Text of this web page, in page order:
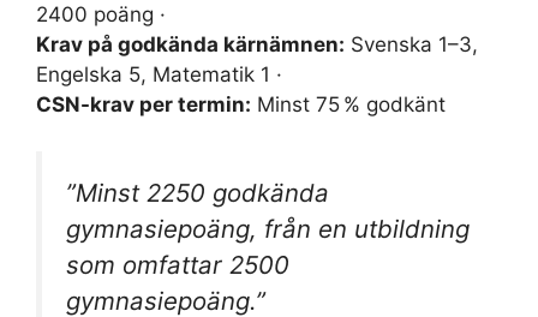
2400 poäng ·
Krav på godkända kärnämnen: Svenska 1–3,
Engelska 5, Matematik 1 ·
CSN-krav per termin: Minst 75 % godkänt
”Minst 2250 godkända
gymnasiepoäng, från en utbildning
som omfattar 2500
gymnasiepoäng.”